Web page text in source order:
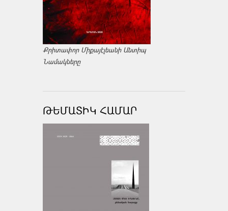
Քրիտափոր Միքայէլեանի Անտիպ
Նամակները
ԹԵՄԱՏԻԿ ՀԱՄԱՐ